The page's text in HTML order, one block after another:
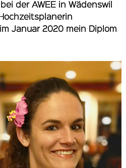
der AWEE in Wädenswil
Januar 2020 mein Diplom